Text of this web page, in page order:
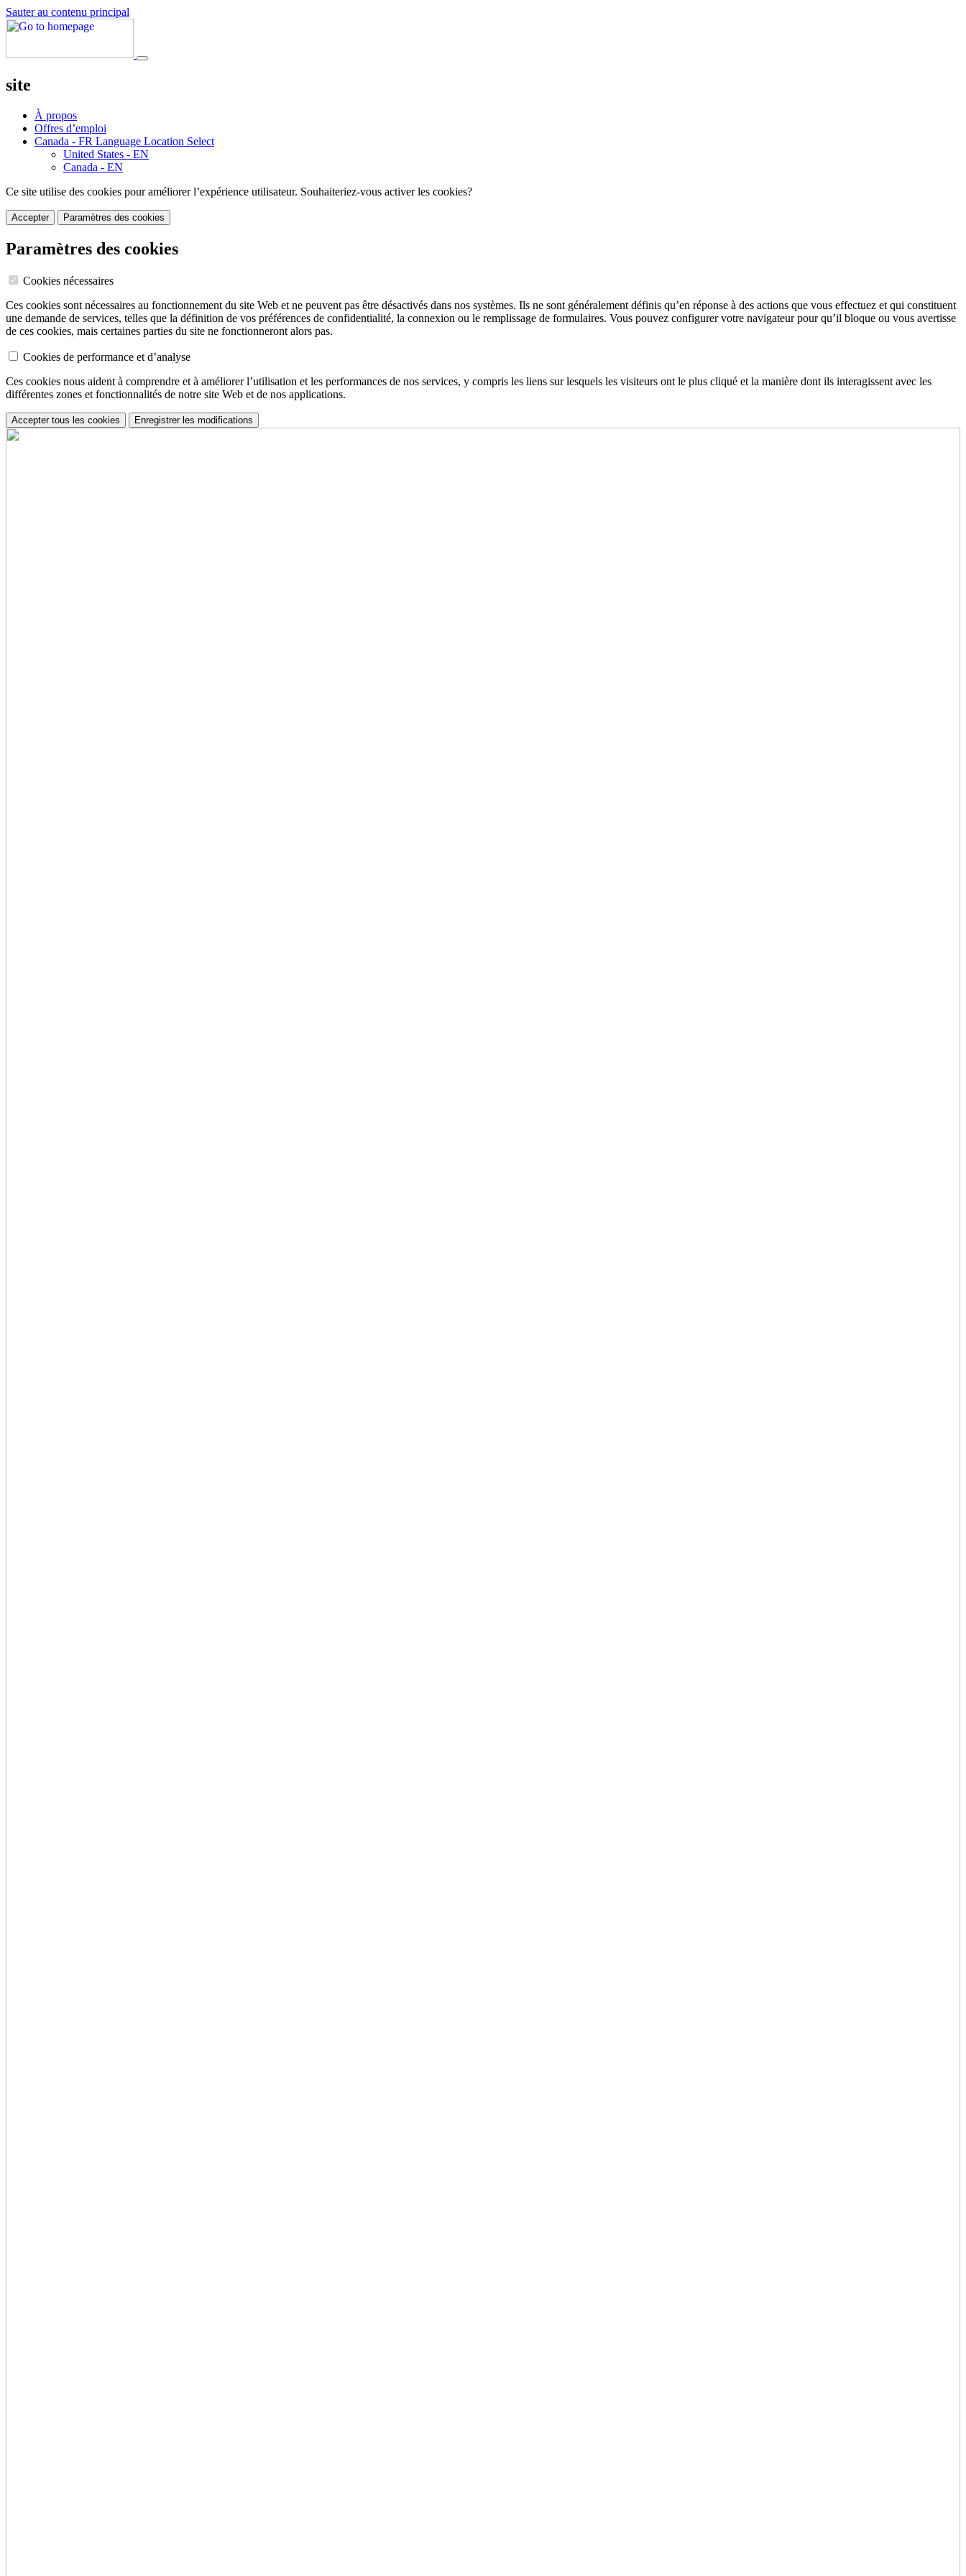
Sauter au contenu principal
site
À propos
Offres d’emploi
Canada - FR Language Location Select
United States - EN
Canada - EN
Ce site utilise des cookies pour améliorer l’expérience utilisateur. Souhaiteriez-vous activer les cookies?
Accepter Paramètres des cookies
Paramètres des cookies
Cookies nécessaires
Ces cookies sont nécessaires au fonctionnement du site Web et ne peuvent pas être désactivés dans nos systèmes. Ils ne sont généralement définis qu’en réponse à des actions que vous effectuez et qui constituent
une demande de services, telles que la définition de vos préférences de confidentialité, la connexion ou le remplissage de formulaires. Vous pouvez configurer votre navigateur pour qu’il bloque ou vous avertisse
de ces cookies, mais certaines parties du site ne fonctionneront alors pas.
Cookies de performance et d’analyse
Ces cookies nous aident à comprendre et à améliorer l’utilisation et les performances de nos services, y compris les liens sur lesquels les visiteurs ont le plus cliqué et la manière dont ils interagissent avec les
différentes zones et fonctionnalités de notre site Web et de nos applications.
Accepter tous les cookies Enregistrer les modifications